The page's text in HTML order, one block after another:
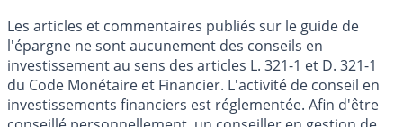
Cookies
Les articles et commentaires publiés sur le guide de
l'épargne ne sont aucunement des conseils en
investissement au sens des articles L. 321-1 et D. 321-1
du Code Monétaire et Financier. L'activité de conseil en